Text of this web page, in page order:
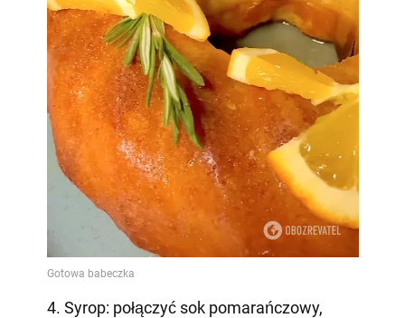
4. Syrop: połączyć sok pomarańczowy,